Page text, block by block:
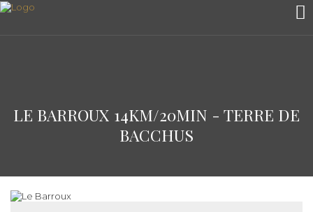
LE BARROUX 14KM/20MIN - TERRE DE
BACCHUS